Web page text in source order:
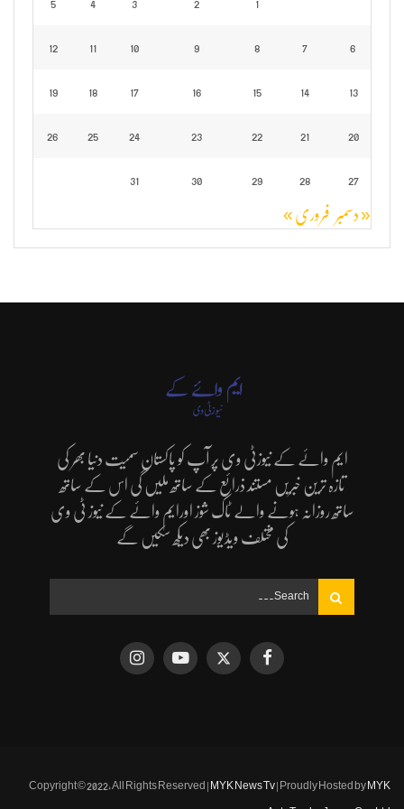
1
2
3
4
5
6
7
8
9
10
11
12
13
14
15
16
17
18
19
20
21
22
23
24
25
26
27
28
29
30
31
« دسمبر فروری »
ایم وائے کے نیوزٹی وی پر آپ کو پاکستان سمیت دنیا بھر کی
تازہ ترین خبریں مستند ذرائع کے ساتھ ملیں گی اس کے ساتھ
ساتھ روزانہ ہونے والے ٹاک شوز اورایم وائے کے نیوز ٹی وی
کی مختلف ویڈیوز بھی دیکھ سکیں گے
Copyright © 2022, All Rights Reserved | MYK News Tv | Proudly Hosted by MYK